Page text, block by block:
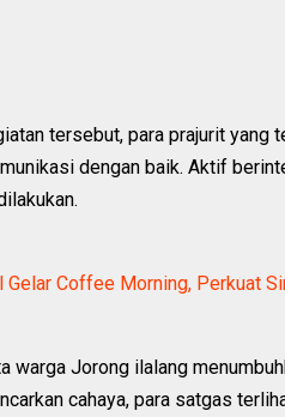
tersebut, para prajurit yang
dengan baik. Aktif
Gelar Coffee Morning, Perkuat
warga Jorong ilalang
cahaya, para satgas